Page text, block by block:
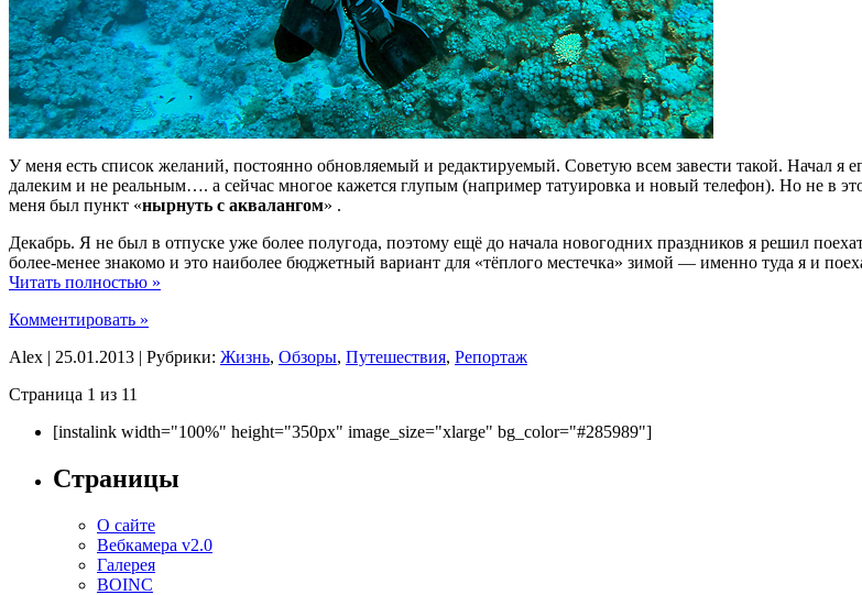
У меня есть список желаний, постоянно обновляемый и редактируемый. Советую всем завести такой. Начал я
далеким и не реальным…. а сейчас многое кажется глупым (например татуировка и новый телефон). Но не в
меня был пункт «нырнуть с аквалангом» .
Декабрь. Я не был в отпуске уже более полугода, поэтому ещё до начала новогодних праздников я решил
более-менее знакомо и это наиболее бюджетный вариант для «тёплого местечка» зимой — именно туда я и
Читать полностью »
Комментировать »
Alex | 25.01.2013 | Рубрики: Жизнь, Обзоры, Путешествия, Репортаж
Страница 1 из 11
[instalink width="100%" height="350px" image_size="xlarge" bg_color="#285989"]
Страницы
О сайте
Вебкамера v2.0
Галерея
BOINC